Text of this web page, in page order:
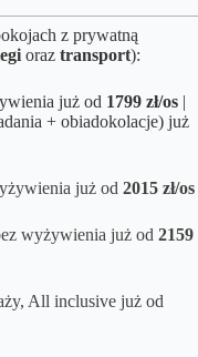
z prywatną
oraz transport):
już od 1799 zł/os |
+ obiadokolacje) już
już od 2015 zł/os
wyżywienia już od 2159
All inclusive już od